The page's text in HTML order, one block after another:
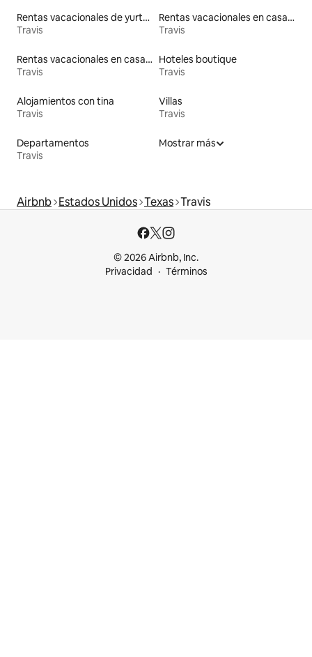
Rentas vacacionales de yurtas
Travis
Rentas vacacionales en casas en árbol
Travis
Rentas vacacionales en casas rodantes
Travis
Hoteles boutique
Travis
Alojamientos con tina
Travis
Villas
Travis
Departamentos
Travis
Mostrar más
Airbnb Estados Unidos Texas Travis
© 2026 Airbnb, Inc.
Privacidad
Términos